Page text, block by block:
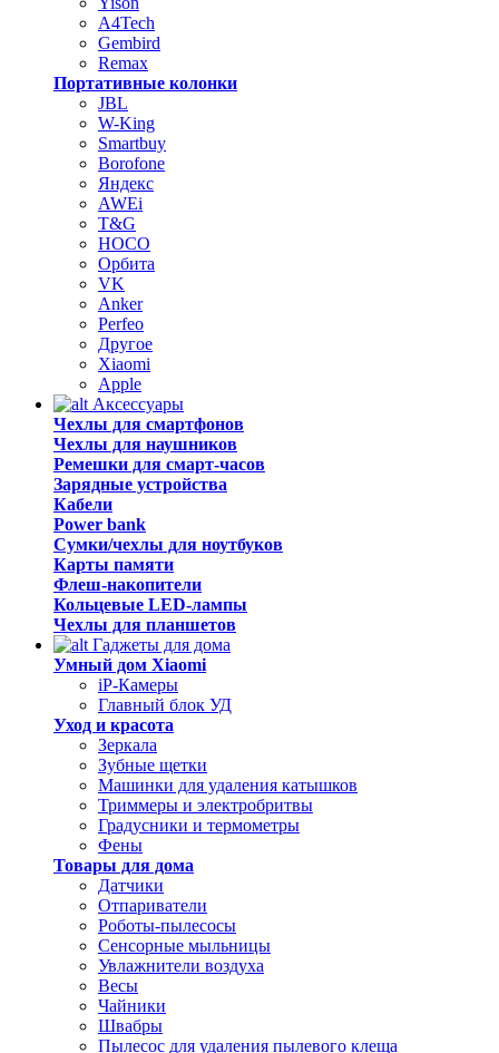
A4Tech
Gembird
Remax
Портативные колонки
JBL
W-King
Smartbuy
Borofone
Яндекс
AWEi
T&G
HOCO
Орбита
VK
Anker
Perfeo
Другое
Xiaomi
Apple
Аксессуары
Чехлы для смартфонов
Чехлы для наушников
Ремешки для смарт-часов
Зарядные устройства
Кабели
Power bank
Сумки/чехлы для ноутбуков
Карты памяти
Флеш-накопители
Кольцевые LED-лампы
Чехлы для планшетов
Гаджеты для дома
Умный дом Xiaomi
iP-Камеры
Главный блок УД
Уход и красота
Зеркала
Зубные щетки
Машинки для удаления катышков
Триммеры и электробритвы
Градусники и термометры
Фены
Товары для дома
Датчики
Отпариватели
Роботы-пылесосы
Сенсорные мыльницы
Увлажнители воздуха
Весы
Чайники
Швабры
Пылесос для удаления пылевого клеща